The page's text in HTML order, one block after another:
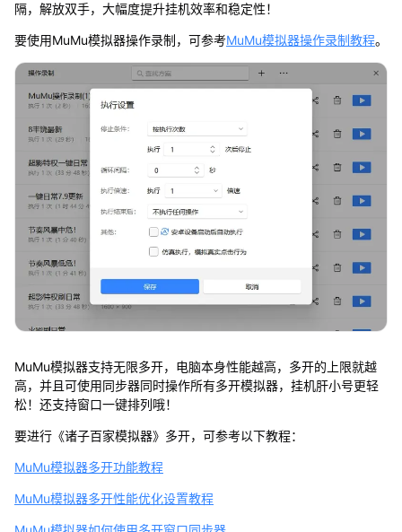
隔，解放双手，大幅度提升挂机效率和稳定性！
要使用MuMu模拟器操作录制，可参考MuMu模拟器操作录制教程。
MuMu模拟器支持无限多开，电脑本身性能越高，多开的上限就越
高，并且可使用同步器同时操作所有多开模拟器，挂机肝小号更轻
松！还支持窗口一键排列哦！
要进行《诸子百家模拟器》多开，可参考以下教程：
MuMu模拟器多开功能教程
MuMu模拟器多开性能优化设置教程